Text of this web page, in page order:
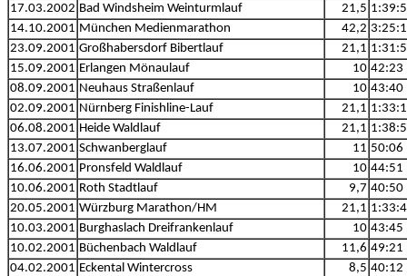
17.03.2002 Bad Windsheim Weinturmlauf 21,5
14.10.2001 München Medienmarathon 42,2
23.09.2001 Großhabersdorf Bibertlauf 21,1
15.09.2001 Erlangen Mönaulauf 10 42:23
08.09.2001 Neuhaus Straßenlauf 10 43:40
02.09.2001 Nürnberg Finishline-Lauf 21,1
06.08.2001 Heide Waldlauf 21,1
13.07.2001 Schwanberglauf 11 50:06
16.06.2001 Pronsfeld Waldlauf 10 44:51
10.06.2001 Roth Stadtlauf 9,7 40:50
20.05.2001 Würzburg Marathon/HM 21,1
10.03.2001 Burghaslach Dreifrankenlauf 10 43:45
10.02.2001 Büchenbach Waldlauf 11,6 49:21
04.02.2001 Eckental Wintercross 8,5 40:12